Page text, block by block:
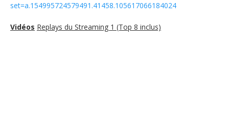
set=a.154995724579491.41458.105617066184024
Vidéos Replays du Streaming 1 (Top 8 inclus)